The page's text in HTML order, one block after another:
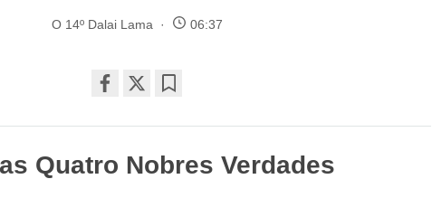
O 14º Dalai Lama 06:37
on
facebook
Quatro Nobres Verdades